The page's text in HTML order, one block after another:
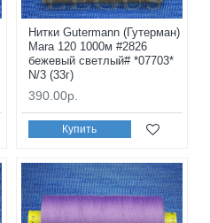
Нитки Gutermann (Гутерман)
Mara 120 1000м #2826
бежевый светлый# *07703*
N/3 (33г)
390.00р.
Купить